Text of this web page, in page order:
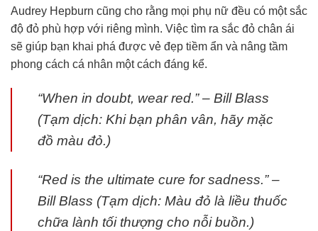
Audrey Hepburn cũng cho rằng mọi phụ nữ đều có một sắc
độ đỏ phù hợp với riêng mình. Việc tìm ra sắc đỏ chân ái
sẽ giúp bạn khai phá được vẻ đẹp tiềm ẩn và nâng tầm
phong cách cá nhân một cách đáng kể.
“When in doubt, wear red.” – Bill Blass
(Tạm dịch: Khi bạn phân vân, hãy mặc
đồ màu đỏ.)
“Red is the ultimate cure for sadness.” –
Bill Blass (Tạm dịch: Màu đỏ là liều thuốc
chữa lành tối thượng cho nỗi buồn.)